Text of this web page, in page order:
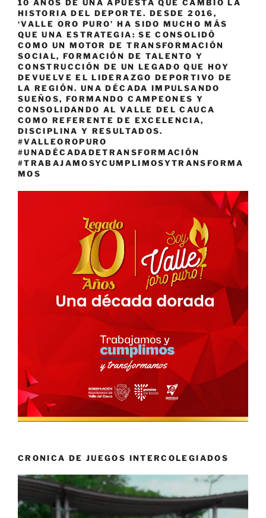
10 AÑOS DE UNA APUESTA QUE CAMBIÓ LA
HISTORIA DEL DEPORTE. DESDE 2016,
‘VALLE ORO PURO’ HA SIDO MUCHO MÁS
QUE UNA ESTRATEGIA: SE CONSOLIDÓ
COMO UN MOTOR DE TRANSFORMACIÓN
SOCIAL, FORMACIÓN DE TALENTO Y
CONSTRUCCIÓN DE UN LEGADO QUE HOY
DEVUELVE EL LIDERAZGO DEPORTIVO DE
LA REGIÓN. UNA DÉCADA IMPULSANDO
SUEÑOS, FORMANDO CAMPEONES Y
CONSOLIDANDO AL VALLE DEL CAUCA
COMO REFERENTE DE EXCELENCIA,
DISCIPLINA Y RESULTADOS.
#VALLEOROPURO
#UNADÉCADADETRANSFORMACIÓN
#TRABAJAMOSYCUMPLIMOSYTRANSFORMA
MOS
CRONICA DE JUEGOS INTERCOLEGIADOS
Reproductor
vídeo